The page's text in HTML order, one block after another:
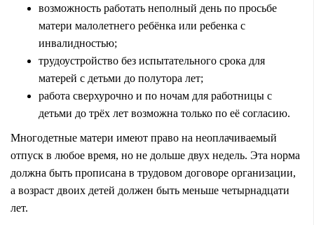
возможность работать неполный день по просьбе
матери малолетнего ребёнка или ребенка с
инвалидностью;
трудоустройство без испытательного срока для
матерей с детьми до полутора лет;
работа сверхурочно и по ночам для работницы с
детьми до трёх лет возможна только по её согласию.
Многодетные матери имеют право на неоплачиваемый
отпуск в любое время, но не дольше двух недель. Эта норма
должна быть прописана в трудовом договоре организации,
а возраст двоих детей должен быть меньше четырнадцати
лет.